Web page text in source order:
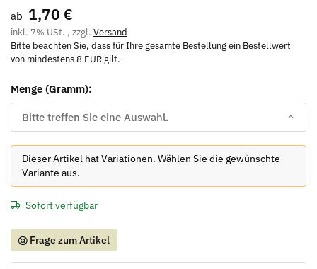
ab 1,70 €
inkl. 7% USt. , zzgl. Versand
Bitte beachten Sie, dass für Ihre gesamte Bestellung ein Bestellwert
von mindestens 8 EUR gilt.
Menge (Gramm):
Bitte treffen Sie eine Auswahl.
x
Dieser Artikel hat Variationen. Wählen Sie die gewünschte
Variante aus.
Sofort verfügbar
Frage zum Artikel